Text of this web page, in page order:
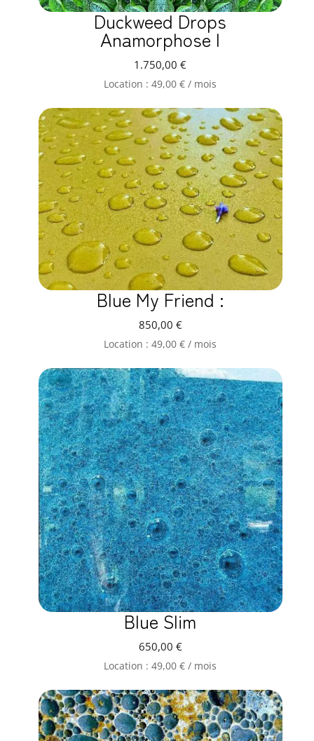
Duckweed Drops
Anamorphose I
1.750,00€
Location :49,00€ / mois
Blue My Friend :
850,00 €
Location :49,00€ / mois
Blue Slim
650,00 €
Location :49,00€ / mois